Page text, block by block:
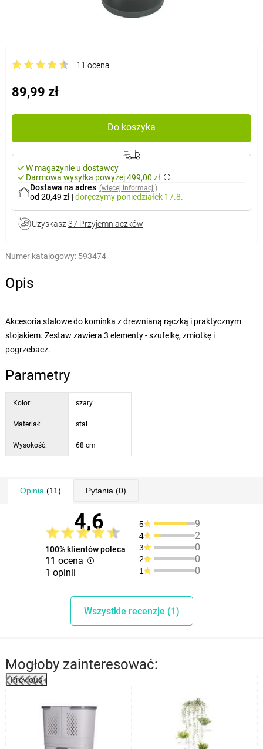
11 ocena
89,99 zł
Do koszyka
W magazynie u dostawcy
Darmowa wysyłka powyżej 499,00 zł
Dostawa na adres (więcej informacji)
od 20,49 zł |doręczymy poniedziałek 17.8.
Uzyskasz 37 Przyjemniaczków
Numer katalogowy: 593474
Opis
Akcesoria stalowe do kominka z drewnianą rączką i praktycznym
stojakiem. Zestaw zawiera 3 elementy - szufelkę, zmiotkę i
pogrzebacz.
Parametry
Kolor: szary
Materiał: stal
Wysokość: 68 cm
Opinia (11) Pytania (0)
4,6
100% klientów poleca
11 ocena
1 opinii
5 9
4 2
3 0
2 0
1 0
Wszystkie recenzje (1)
Mogłoby zainteresować:
Previous